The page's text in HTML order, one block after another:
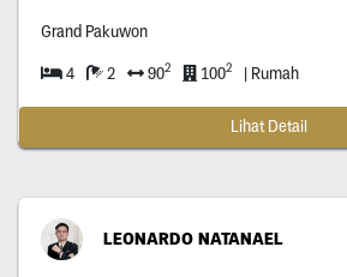
Grand Pakuwon
4 2 902 1002 | Rumah
Lihat Detail
LEONARDO NATANAEL